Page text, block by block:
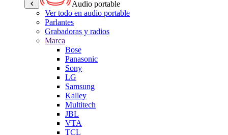
Audio portable
Ver todo en audio portable
Parlantes
Grabadoras y radios
Marca
Bose
Panasonic
Sony
LG
Samsung
Kalley
Multitech
JBL
VTA
TCL